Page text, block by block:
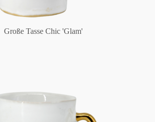
Große Tasse Chic 'Glam'